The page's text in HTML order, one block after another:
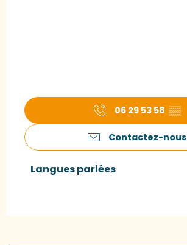
06 29 53 58 ▒▒
Contactez-nous
Langues parlées
Langues parlées